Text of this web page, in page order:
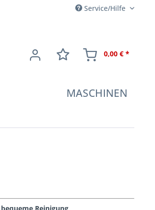
Service/Hilfe
0,00 € *
MASCHINEN